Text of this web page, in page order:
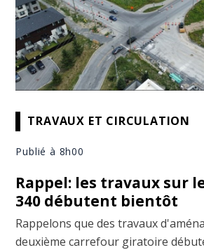
TRAVAUX ET CIRCULATION
Publié à 8h00
Rappel: les travaux sur
340 débutent bientôt
Rappelons que des travaux
deuxième carrefour giratoire